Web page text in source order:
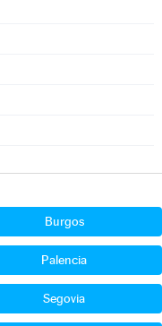
Burgos
Palencia
Segovia